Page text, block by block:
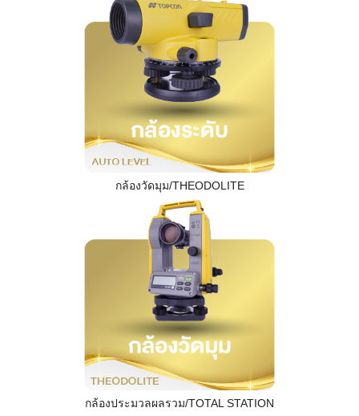
กล้องวัดมุม/THEODOLITE
กล้องประมวลผลรวม/TOTAL STATION